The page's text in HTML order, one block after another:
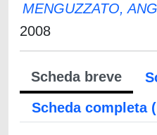
MENGUZZATO,
2008
Scheda breve
Scheda completa